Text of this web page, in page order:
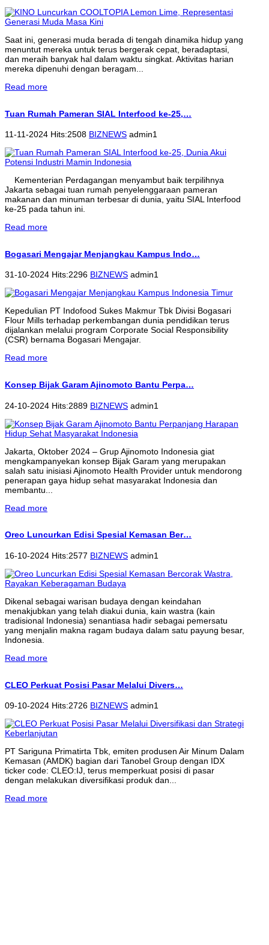
Saat ini, generasi muda berada di tengah dinamika hidup yang
menuntut mereka untuk terus bergerak cepat, beradaptasi,
dan meraih banyak hal dalam waktu singkat. Aktivitas harian
mereka dipenuhi dengan beragam...
Read more
Tuan Rumah Pameran SIAL Interfood ke-25,…
11-11-2024 Hits:2508 BIZNEWS admin1
Kementerian Perdagangan menyambut baik terpilihnya
Jakarta sebagai tuan rumah penyelenggaraan pameran
makanan dan minuman terbesar di dunia, yaitu SIAL Interfood
ke-25 pada tahun ini.
Read more
Bogasari Mengajar Menjangkau Kampus Indo…
31-10-2024 Hits:2296 BIZNEWS admin1
Kepedulian PT Indofood Sukes Makmur Tbk Divisi Bogasari
Flour Mills terhadap perkembangan dunia pendidikan terus
dijalankan melalui program Corporate Social Responsibility
(CSR) bernama Bogasari Mengajar.
Read more
Konsep Bijak Garam Ajinomoto Bantu Perpa…
24-10-2024 Hits:2889 BIZNEWS admin1
Jakarta, Oktober 2024 – Grup Ajinomoto Indonesia giat
mengkampanyekan konsep Bijak Garam yang merupakan
salah satu inisiasi Ajinomoto Health Provider untuk mendorong
penerapan gaya hidup sehat masyarakat Indonesia dan
membantu...
Read more
Oreo Luncurkan Edisi Spesial Kemasan Ber…
16-10-2024 Hits:2577 BIZNEWS admin1
Dikenal sebagai warisan budaya dengan keindahan
menakjubkan yang telah diakui dunia, kain wastra (kain
tradisional Indonesia) senantiasa hadir sebagai pemersatu
yang menjalin makna ragam budaya dalam satu payung besar,
Indonesia.
Read more
CLEO Perkuat Posisi Pasar Melalui Divers…
09-10-2024 Hits:2726 BIZNEWS admin1
PT Sariguna Primatirta Tbk, emiten produsen Air Minum Dalam
Kemasan (AMDK) bagian dari Tanobel Group dengan IDX
ticker code: CLEO:IJ, terus memperkuat posisi di pasar
dengan melakukan diversifikasi produk dan...
Read more